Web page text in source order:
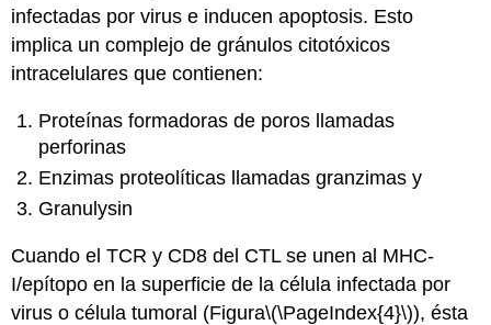
infectadas por virus e inducen apoptosis. Esto
implica un complejo de gránulos citotóxicos
intracelulares que contienen:
Proteínas formadoras de poros llamadas
perforinas
Enzimas proteolíticas llamadas granzimas y
Granulysin
Cuando el TCR y CD8 del CTL se unen al MHC-
I/epítopo en la superficie de la célula infectada por
virus o célula tumoral (Figura\(\PageIndex{4}\)), ésta